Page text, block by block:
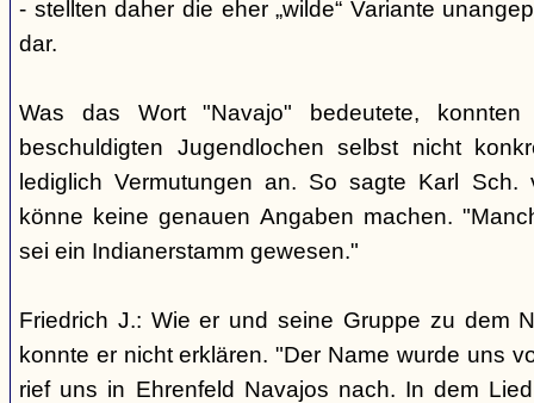
- stellten daher die eher „wilde“ Variante
dar.
Was das Wort "Navajo" bedeutete, konnten
beschuldigten Jugendlochen selbst nicht
lediglich Vermutungen an. So sagte Karl
könne keine genauen Angaben machen.
sei ein Indianerstamm gewesen."
Friedrich J.: Wie er und seine Gruppe zu dem
konnte er nicht erklären. "Der Name wurde uns
rief uns in Ehrenfeld Navajos nach. In dem